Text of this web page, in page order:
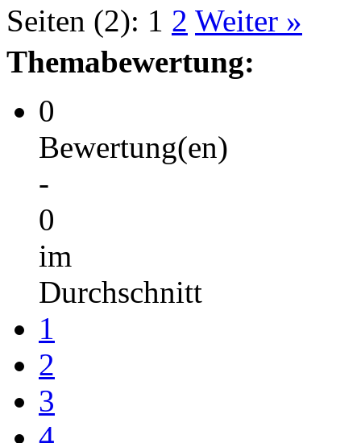
Seiten (2): 1 2 Weiter »
Themabewertung:
0
Bewertung(en)
-
0
im
Durchschnitt
1
2
3